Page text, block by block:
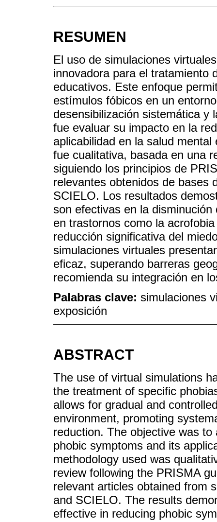
RESUMEN
El uso de simulaciones
innovadora para el tratamiento
educativos. Este enfoque
estímulos fóbicos en un
desensibilización sistemática y
fue evaluar su impacto en la
aplicabilidad en la salud
fue cualitativa, basada en una
siguiendo los principios de
relevantes obtenidos de bases
SCIELO. Los resultados
son efectivas en la
en trastornos como la
reducción significativa del
simulaciones virtuales
eficaz, superando barreras
recomienda su integración en
Palabras clave: simulaciones
exposición
ABSTRACT
The use of virtual simulations
the treatment of specific
allows for gradual and
environment, promoting
reduction. The objective was
phobic symptoms and its
methodology used was
review following the PRISMA
relevant articles obtained from
and SCIELO. The results
effective in reducing phobic